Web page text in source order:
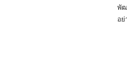
พัฒ
อย่